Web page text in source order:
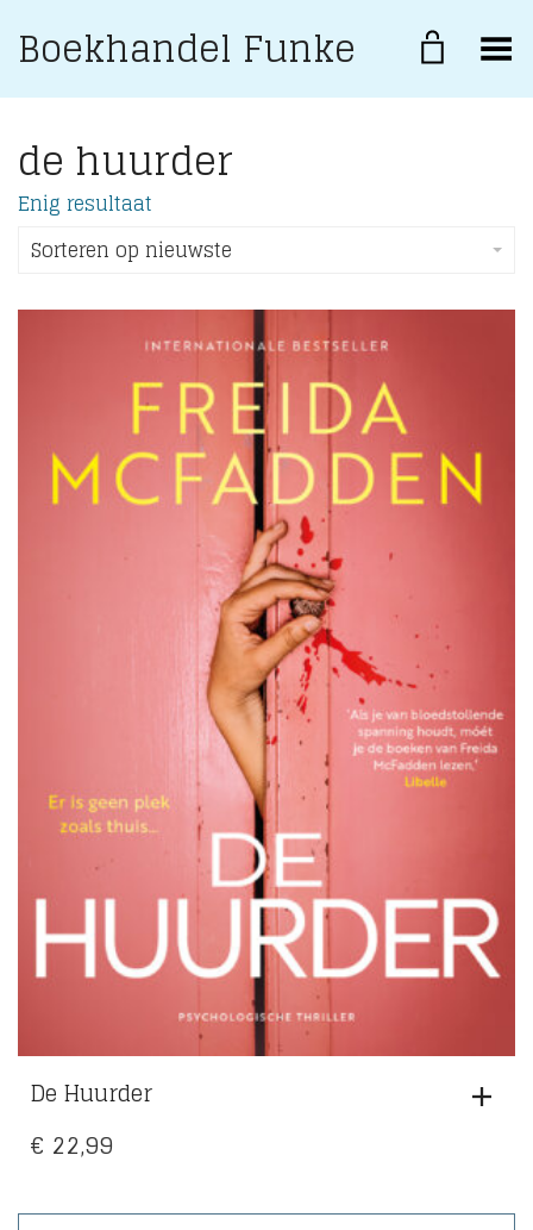
Boekhandel Funke Toggle Menu
de huurder
Enig resultaat
Sorteren op nieuwste
De Huurder
€ 22,99